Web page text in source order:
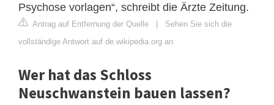
Psychose vorlagen“, schreibt die Ärzte Zeitung.
Antrag auf Entfernung der Quelle | Sehen Sie sich die
vollständige Antwort auf de.wikipedia.org an
Wer hat das Schloss
Neuschwanstein bauen lassen?